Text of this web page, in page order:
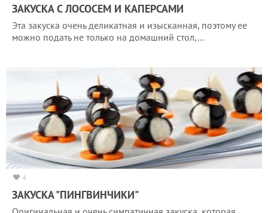
ЗАКУСКА С ЛОСОСЕМ И КАПЕРСАМИ
Эта закуска очень деликатная и изысканная, поэтому ее
можно подать не только на домашний стол,…
4
ЗАКУСКА "ПИНГВИНЧИКИ"